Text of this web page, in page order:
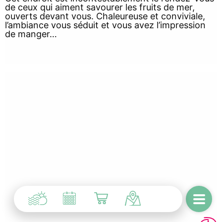
de ceux qui aiment savourer les fruits de mer,
ouverts devant vous. Chaleureuse et conviviale,
l’ambiance vous séduit et vous avez l’impression
de manger…